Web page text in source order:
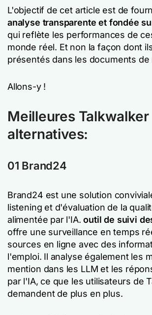
L'objectif de cet article est de
analyse transparente et fondée
qui reflète les performances de
monde réel. Et non la façon dont
présentés dans les documents de
Allons-y !
Meilleures Talkwalker
alternatives:
01 Brand24
Brand24 est une solution
listening et d'évaluation de la
alimentée par l'IA.outil de suivi
offre une surveillance en temps
sources en ligne avec des
l'emploi. Il analyse également les
mention dans les LLM et les
par l'IA, ce que les utilisateurs de
demandent de plus en plus.